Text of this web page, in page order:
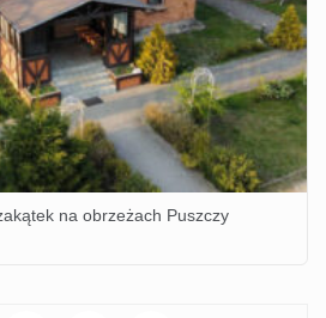
na obrzeżach Puszczy